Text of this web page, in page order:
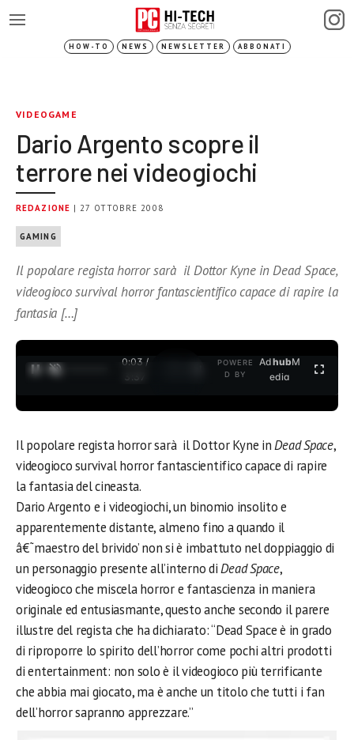
HOW-TO NEWS NEWSLETTER ABBONATI
VIDEOGAME
Dario Argento scopre il
terrore nei videogiochi
REDAZIONE | 27 OTTOBRE 2008
GAMING
Il popolare regista horror sarà il Dottor Kyne in Dead Space,
videogioco survival horror fantascientifico capace di rapire la
fantasia […]
0:04 /
3:37
POWERE
D BY
AdhubM
edia
Il popolare regista horror sarà il Dottor Kyne inDead Space,
videogioco survival horror fantascientifico capace di rapire
la fantasia del cineasta.
Dario Argento e i videogiochi, un binomio insolito e
apparentemente distante, almeno fino a quando il
â€˜maestro del brivido’ non si è imbattuto nel doppiaggio di
un personaggio presente all’interno diDead Space,
videogioco che miscela horror e fantascienza in maniera
originale ed entusiasmante, questo anche secondo il parere
illustre del regista che ha dichiarato: “Dead Space è in grado
di riproporre lo spirito dell’horror come pochi altri prodotti
di entertainment: non solo è il videogioco più terrificante
che abbia mai giocato, ma è anche un titolo che tutti i fan
dell’horror sapranno apprezzare.”